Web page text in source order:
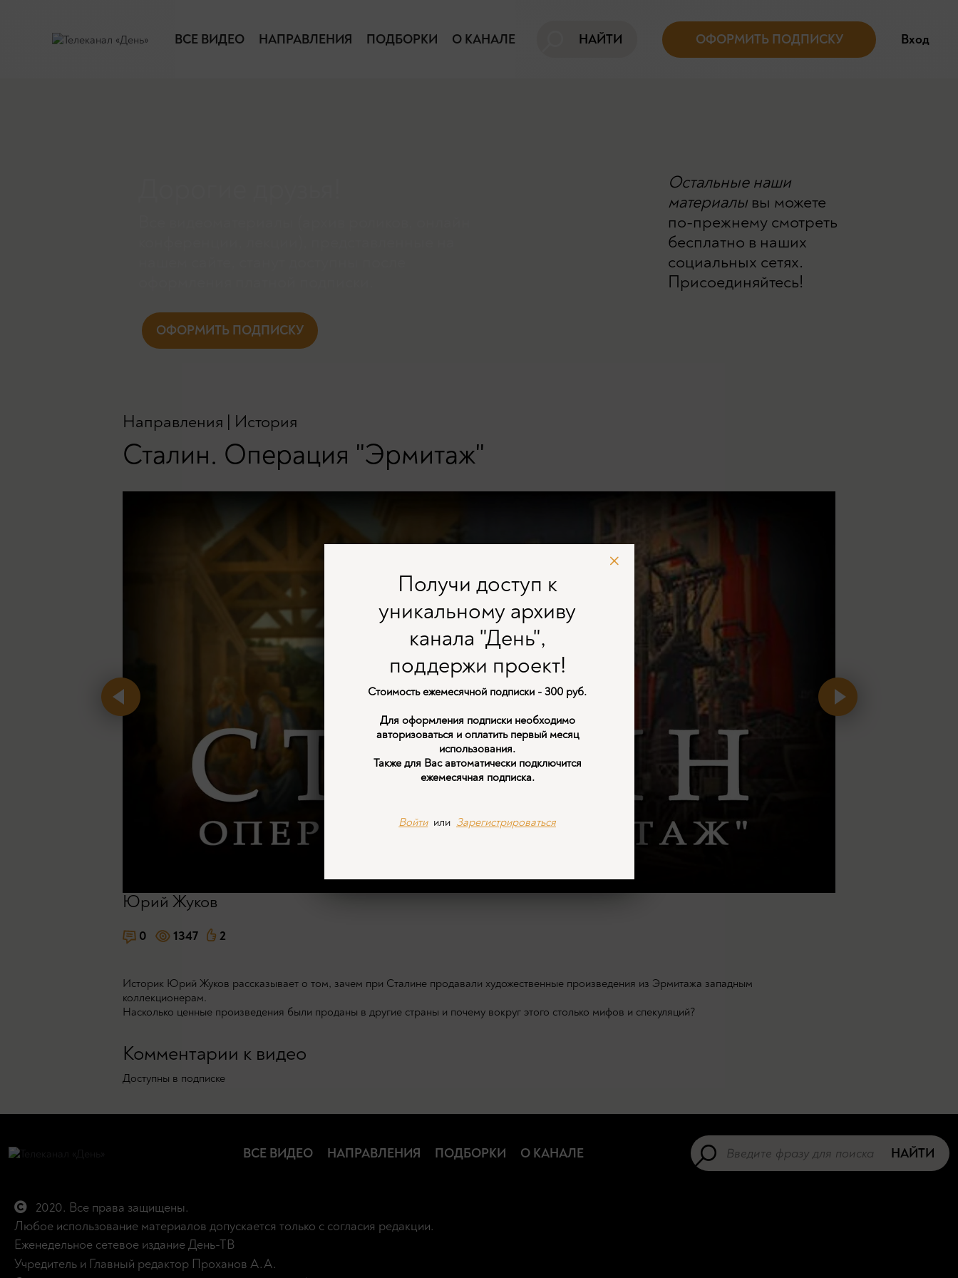
ВСЕ ВИДЕО НАПРАВЛЕНИЯ ПОДБОРКИ О КАНАЛЕ НАЙТИ ОФОРМИТЬ ПОДПИСКУ Вход
ОФОРМИТЬ ПОДПИСКУ
Остальные наши
материалы вы можете
по-прежнему смотреть
бесплатно в наших
социальных сетях.
Присоединяйтесь!
Направления История
Сталин. Операция "Эрмитаж"
Юрий Жуков
0 1347 2
Историк Юрий Жуков рассказывает о том, зачем при Сталине продавали художественные произведения из Эрмитажа западным
коллекционерам.
Насколько ценные произведения были проданы в другие страны и почему вокруг этого столько мифов и спекуляций?
Комментарии к видео
Доступны в подписке
ВСЕ ВИДЕО НАПРАВЛЕНИЯ ПОДБОРКИ О КАНАЛЕ НАЙТИ
2020. Все права защищены.
Любое использование материалов допускается только с согласия редакции.
Еженедельное сетевое издание День-ТВ
Учредитель и Главный редактор Проханов А.А.
Получи доступ к
уникальному архиву
канала "День",
поддержи проект!
Стоимость ежемесячной подписки - 300 руб.
Для оформления подписки необходимо
авторизоваться и оплатить первый месяц
использования.
Также для Вас автоматически подключится
ежемесячная подписка.
Войти или Зарегистрироваться